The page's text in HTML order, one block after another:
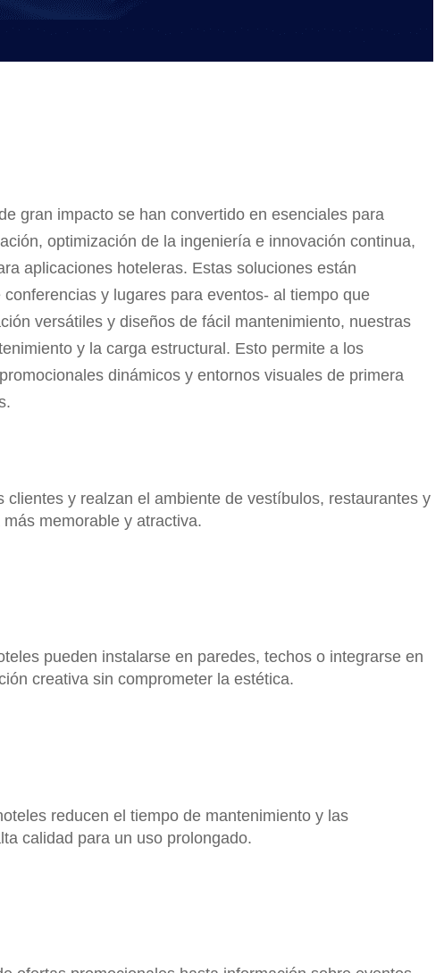
gran impacto se han convertido en esenciales para
optimización de la ingeniería e innovación continua,
aplicaciones hoteleras. Estas soluciones están
y lugares para eventos- al tiempo que
versátiles y diseños de fácil mantenimiento, nuestras
y la carga estructural. Esto permite a los
dinámicos y entornos visuales de primera
y realzan el ambiente de vestíbulos, restaurantes y
memorable y atractiva.
pueden instalarse en paredes, techos o integrarse en
creativa sin comprometer la estética.
reducen el tiempo de mantenimiento y las
calidad para un uso prolongado.